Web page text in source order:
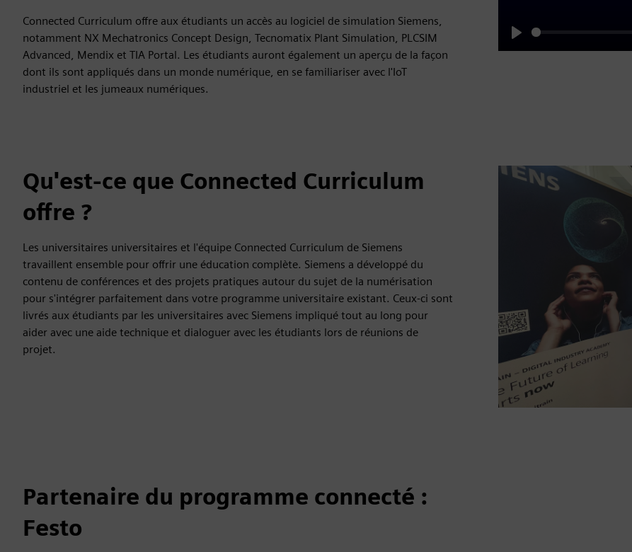
Connected Curriculum offre aux étudiants un accès au logiciel de simulation Siemens,
notamment NX Mechatronics Concept Design, Tecnomatix Plant Simulation, PLCSIM
Advanced, Mendix et TIA Portal. Les étudiants auront également un aperçu de la façon
dont ils sont appliqués dans un monde numérique, en se familiariser avec l'IoT
industriel et les jumeaux numériques.
Play
Qu'est-ce que Connected Curriculum
offre ?
Les universitaires universitaires et l'équipe Connected Curriculum de Siemens
travaillent ensemble pour offrir une éducation complète. Siemens a développé du
contenu de conférences et des projets pratiques autour du sujet de la numérisation
pour s'intégrer parfaitement dans votre programme universitaire existant. Ceux-ci sont
livrés aux étudiants par les universitaires avec Siemens impliqué tout au long pour
aider avec une aide technique et dialoguer avec les étudiants lors de réunions de
projet.
Partenaire du programme connecté :
Festo